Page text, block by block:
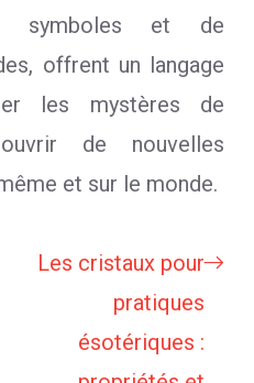
symboles et de
offrent un langage
les mystères de
de nouvelles
et sur le monde.
Les cristaux pour
pratiques
ésotériques :